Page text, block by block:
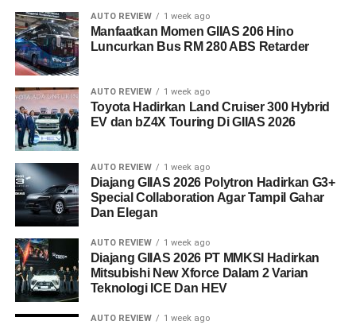
AUTO REVIEW 1 week ago
Manfaatkan Momen GIIAS 206 Hino
Luncurkan Bus RM 280 ABS Retarder
AUTO REVIEW 1 week ago
Toyota Hadirkan Land Cruiser 300 Hybrid
EV dan bZ4X Touring Di GIIAS 2026
AUTO REVIEW 1 week ago
Diajang GIIAS 2026 Polytron Hadirkan G3+
Special Collaboration Agar Tampil Gahar
Dan Elegan
AUTO REVIEW 1 week ago
Diajang GIIAS 2026 PT MMKSI Hadirkan
Mitsubishi New Xforce Dalam 2 Varian
Teknologi ICE Dan HEV
AUTO REVIEW 1 week ago